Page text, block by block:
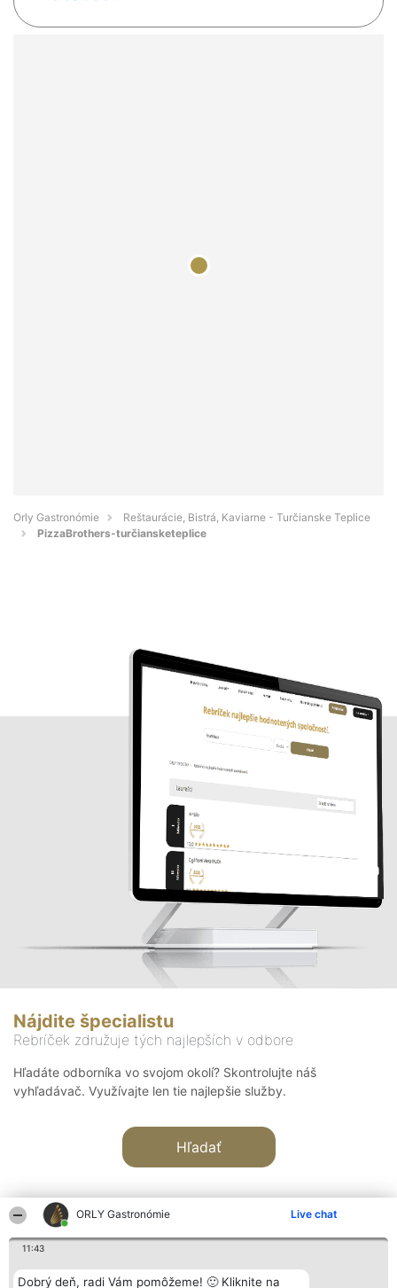
ORLY Gastronómie Live chat
11:43
Dobrý deň, radi Vám pomôžeme! 🙂 Kliknite na
Orly Gastronómie
Reštaurácie, Bistrá, Kaviarne - Turčianske Teplice
PizzaBrothers-turčiansketeplice
Nájdite špecialistu
Rebríček združuje tých najlepších v odbore
Hľadáte odborníka vo svojom okolí? Skontrolujte náš
vyhľadávač. Využívajte len tie najlepšie služby.
Hľadať
Organizátor hodnotenia Hodnotenie Kontakt